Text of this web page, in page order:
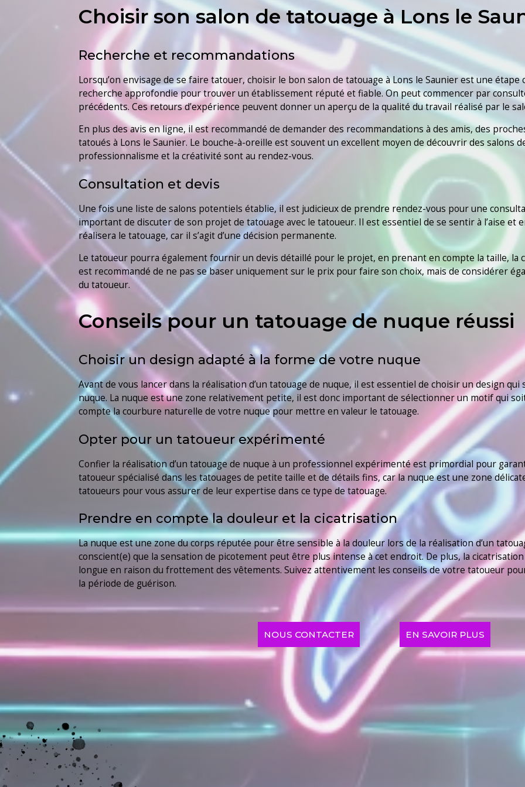
Choisir son salon de tatouage à Lons le
Recherche et recommandations
Lorsqu’on envisage de se faire tatouer, choisir le bon salon de tatouage à Lons le Saunier est une
recherche approfondie pour trouver un établissement réputé et fiable. On peut commencer par
précédents. Ces retours d’expérience peuvent donner un aperçu de la qualité du travail réalisé par le
En plus des avis en ligne, il est recommandé de demander des recommandations à des amis, des
tatoués à Lons le Saunier. Le bouche-à-oreille est souvent un excellent moyen de découvrir des salons
professionnalisme et la créativité sont au rendez-vous.
Consultation et devis
Une fois une liste de salons potentiels établie, il est judicieux de prendre rendez-vous pour une
important de discuter de son projet de tatouage avec le tatoueur. Il est essentiel de se sentir à l’aise et
réalisera le tatouage, car il s’agit d’une décision permanente.
Le tatoueur pourra également fournir un devis détaillé pour le projet, en prenant en compte la taille, la
est recommandé de ne pas se baser uniquement sur le prix pour faire son choix, mais de considérer
du tatoueur.
Conseils pour un tatouage de nuque réussi
Choisir un design adapté à la forme de votre nuque
Avant de vous lancer dans la réalisation d’un tatouage de nuque, il est essentiel de choisir un design
nuque. La nuque est une zone relativement petite, il est donc important de sélectionner un motif qui
compte la courbure naturelle de votre nuque pour mettre en valeur le tatouage.
Opter pour un tatoueur expérimenté
Confier la réalisation d’un tatouage de nuque à un professionnel expérimenté est primordial pour
tatoueur spécialisé dans les tatouages de petite taille et de détails fins, car la nuque est une zone
tatoueurs pour vous assurer de leur expertise dans ce type de tatouage.
Prendre en compte la douleur et la cicatrisation
La nuque est une zone du corps réputée pour être sensible à la douleur lors de la réalisation d’un
conscient(e) que la sensation de picotement peut être plus intense à cet endroit. De plus, la
longue en raison du frottement des vêtements. Suivez attentivement les conseils de votre tatoueur
la période de guérison.
NOUS CONTACTER EN SAVOIR PLUS